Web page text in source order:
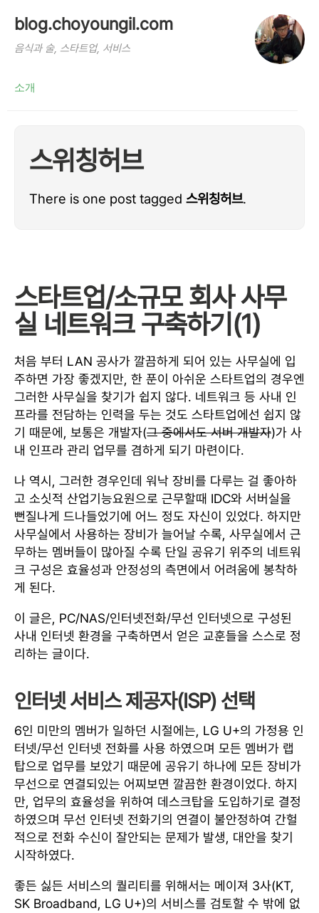
blog.choyoungil.com
음식과 술, 스타트업, 서비스
소개
스위칭허브
There is one post tagged 스위칭허브.
스타트업/소규모 회사 사무
실 네트워크 구축하기(1)
처음 부터 LAN 공사가 깔끔하게 되어 있는 사무실에 입
주하면 가장 좋겠지만, 한 푼이 아쉬운 스타트업의 경우엔
그러한 사무실을 찾기가 쉽지 않다. 네트워크 등 사내 인
프라를 전담하는 인력을 두는 것도 스타트업에선 쉽지 않
기 때문에, 보통은 개발자(그 중에서도 서버 개발자)가 사
내 인프라 관리 업무를 겸하게 되기 마련이다.
나 역시, 그러한 경우인데 워낙 장비를 다루는 걸 좋아하
고 소싯적 산업기능요원으로 근무할때 IDC와 서버실을
뻔질나게 드나들었기에 어느 정도 자신이 있었다. 하지만
사무실에서 사용하는 장비가 늘어날 수록, 사무실에서 근
무하는 멤버들이 많아질 수록 단일 공유기 위주의 네트워
크 구성은 효율성과 안정성의 측면에서 어려움에 봉착하
게 된다.
이 글은, PC/NAS/인터넷전화/무선 인터넷으로 구성된
사내 인터넷 환경을 구축하면서 얻은 교훈들을 스스로 정
리하는 글이다.
인터넷 서비스 제공자(ISP) 선택
6인 미만의 멤버가 일하던 시절에는, LG U+의 가정용 인
터넷/무선 인터넷 전화를 사용 하였으며 모든 멤버가 랩
탑으로 업무를 보았기 때문에 공유기 하나에 모든 장비가
무선으로 연결되있는 어찌보면 깔끔한 환경이었다. 하지
만, 업무의 효율성을 위하여 데스크탑을 도입하기로 결정
하였으며 무선 인터넷 전화기의 연결이 불안정하여 간헐
적으로 전화 수신이 잘안되는 문제가 발생, 대안을 찾기
시작하였다.
좋든 싫든 서비스의 퀄리티를 위해서는 메이져 3사(KT,
SK Broadband, LG U+)의 서비스를 검토할 수 밖에 없